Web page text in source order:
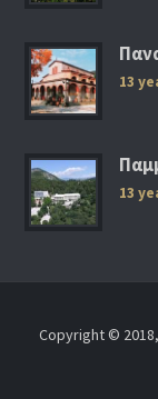
13
13
Copyright © 2018,